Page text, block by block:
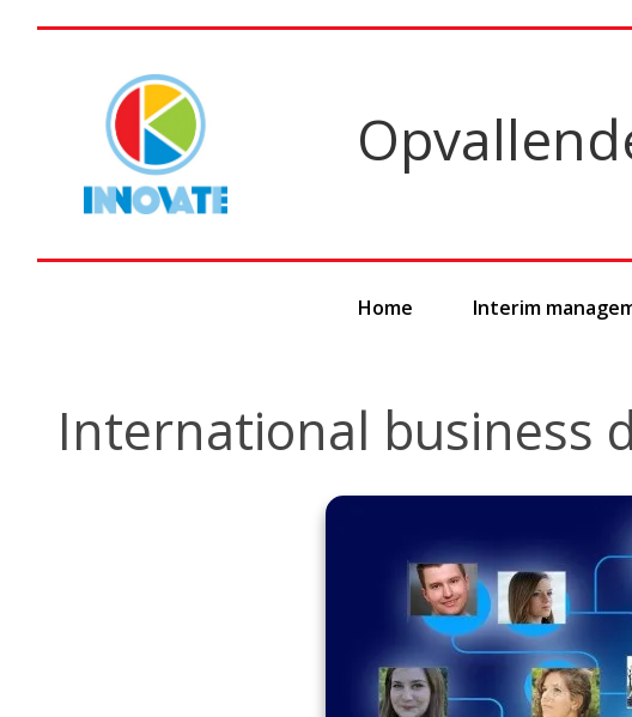
Home Interim
International business